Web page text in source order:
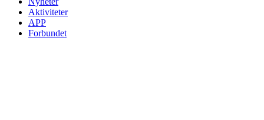
Aktiviteter
APP
Forbundet